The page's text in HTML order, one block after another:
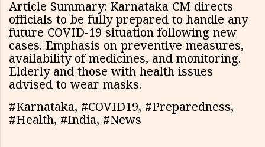
Article Summary: Karnataka CM directs
officials to be fully prepared to handle any
future COVID-19 situation following new
cases. Emphasis on preventive measures,
availability of medicines, and monitoring.
Elderly and those with health issues
advised to wear masks.
#Karnataka, #COVID19, #Preparedness,
#Health, #India, #News